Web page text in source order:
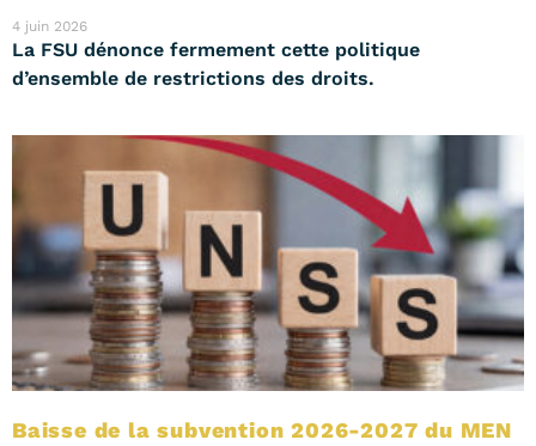
4 juin 2026
La FSU dénonce fermement cette politique
d’ensemble de restrictions des droits.
Baisse de la subvention 2026-2027 du MEN